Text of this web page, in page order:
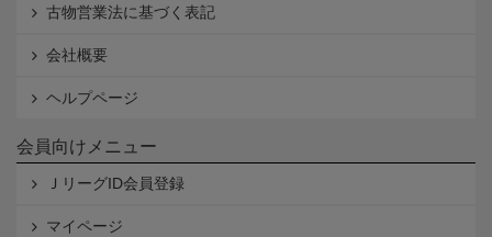
古物営業法に基づく表記
会社概要
ヘルプページ
会員向けメニュー
ＪリーグID会員登録
マイページ